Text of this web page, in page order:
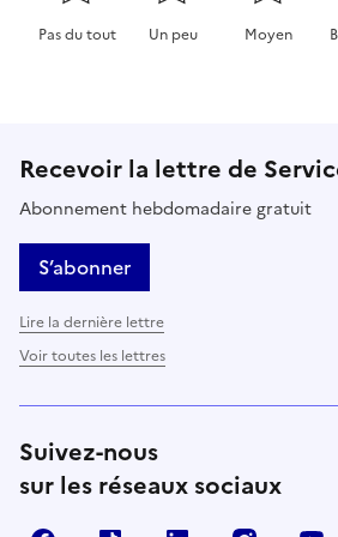
Pas du tout Un peu Moyen
Recevoir la lettre de
Abonnement hebdomadaire gratuit
S’abonner
Lire la dernière lettre
Voir toutes les lettres
Suivez-nous
sur les réseaux sociaux